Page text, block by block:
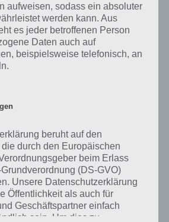
ihren Namen hat. Entsprechend ist 94
Spiel. Bereits über 10 Millionen mal
heruntergeladen und gehört mit zu den
in diesem Genre im Google Play Store
hier auf Touchportal
aufweisen, sodass ein absoluter
werden kann. Aus
es jeder betroffenen Person
Daten auch auf
beispielsweise telefonisch, an
beruht auf den
durch den Europäischen
beim Erlass
(DS-GVO)
Unsere Datenschutzerklärung
Öffentlichkeit als auch für
Geschäftspartner einfach
sein. Um dies zu